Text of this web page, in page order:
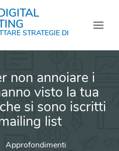
STRATEGIE DI
non annoiare i
visto la tua
si sono iscritti
list
Approfondimenti